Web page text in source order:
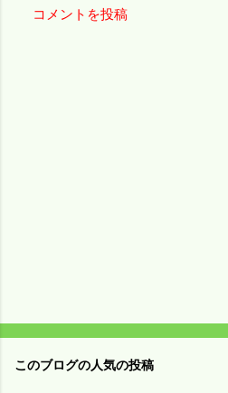
コメントを投稿
このブログの人気の投稿